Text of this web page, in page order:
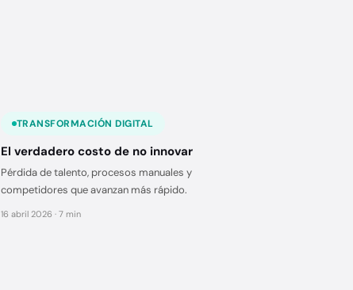
TRANSFORMACIÓN DIGITAL
El verdadero costo de no innovar
Pérdida de talento, procesos manuales y
competidores que avanzan más rápido.
16 abril 2026 · 7 min